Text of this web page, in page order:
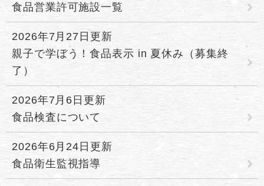
食品営業許可施設一覧
2026年7月27日更新
親子で学ぼう！食品表示 in 夏休み（募集終
了）
2026年7月6日更新
食品検査について
2026年6月24日更新
食品衛生監視指導